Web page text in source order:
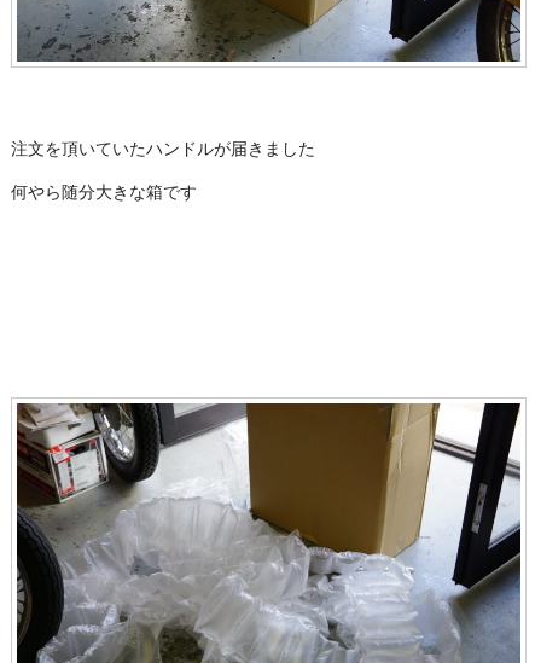
注文を頂いていたハンドルが届きました
何やら随分大きな箱です